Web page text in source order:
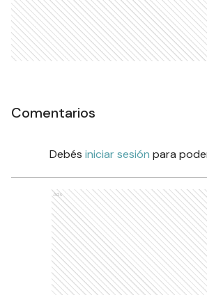
Comentarios
Debés iniciar sesión para
Ads